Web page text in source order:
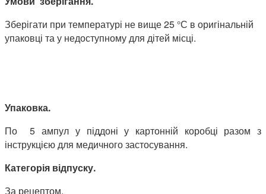
Зберігати при температурі не вище 25 °С в оригінальній
упаковці та у недоступному для дітей місці.
Упаковка.
По 5 ампул у піддоні у картонній коробці разом з
інструкцією для медичного застосування.
Категорія відпуску.
За рецептом.